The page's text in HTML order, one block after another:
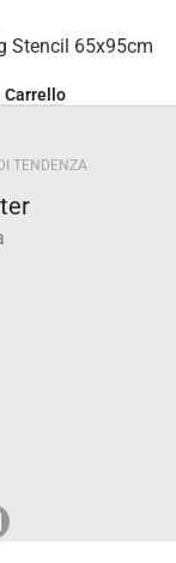
Stencil 65x95cm
Carrello
TENDENZA